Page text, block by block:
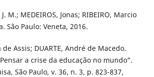
M.; MEDEIROS, Jonas; RIBEIRO, Marcio
São Paulo: Veneta, 2016.
de Assis; DUARTE, André de Macedo.
a crise da educação no mundo”.
São Paulo, v. 36, n. 3, p. 823-837,